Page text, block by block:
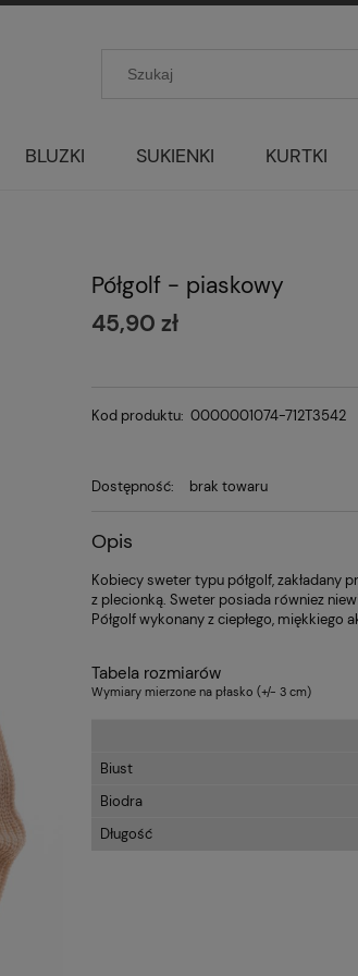
BLUZKI SUKIENKI KURTKI
Półgolf - piaskowy
45,90 zł
Kod produktu: 0000001074-712T3542
Dostępność: brak towaru
Opis
Kobiecy sweter typu półgolf, zakładany
z plecionką. Sweter posiada równiez
Półgolf wykonany z ciepłego, miękkiego
Tabela rozmiarów
Wymiary mierzone na płasko (+/- 3 cm)
Biust
Biodra
Długość